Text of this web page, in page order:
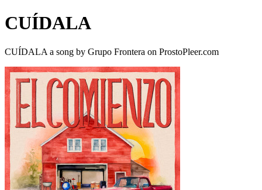
CUÍDALA
CUÍDALA a song by Grupo Frontera on ProstoPleer.com